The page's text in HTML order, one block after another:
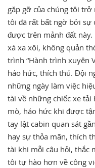
CÔNG NGHỆ
TUYỂN DỤNG
gặp gỡ của chúng tôi
tôi đã rất bất ngờ bởi sự
được trên mảnh đất
xá xa xôi, không quản
trình “Hành trình xuyên
háo hức, thích thú. Đội
những ngày làm việc
tài về những chiếc xe
mò, háo hức khi được
tay lật cabin quan sát
hay sự thỏa mãn, thích
tài khi mỗi câu hỏi, thắc
tôi tự hào hơn về công